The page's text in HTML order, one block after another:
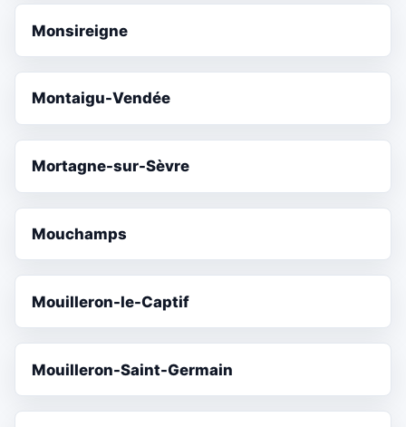
Monsireigne
Montaigu-Vendée
Mortagne-sur-Sèvre
Mouchamps
Mouilleron-le-Captif
Mouilleron-Saint-Germain